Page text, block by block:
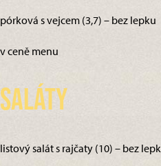
pórková s vejcem (3,7) – bez lepku
v ceně menu
Saláty
listový salát s rajčaty (10) – bez